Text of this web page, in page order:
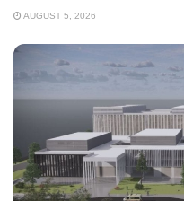
AUGUST 5, 2026